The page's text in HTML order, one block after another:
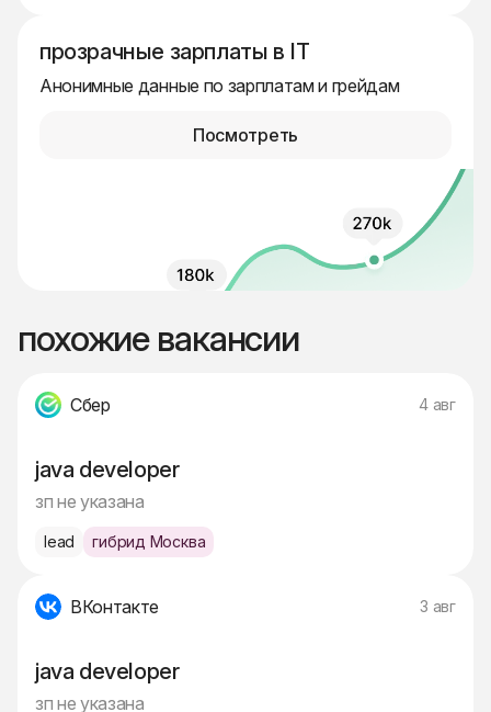
прозрачные зарплаты в IT
Анонимные данные по зарплатам и грейдам
Посмотреть
похожие вакансии
Сбер 4 авг
java developer
зп не указана
lead гибрид Москва
ВКонтакте 3 авг
java developer
зп не указана